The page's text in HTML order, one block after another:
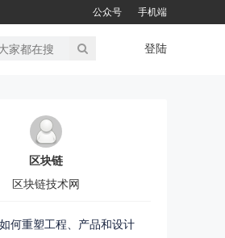
公众号 手机端
登陆
区块链
区块链技术网
何重塑工程、产品和设计